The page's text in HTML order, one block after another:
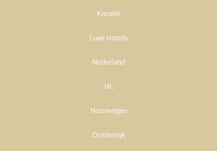
Kroatië
Luxe Hotels
Nederland
NL
Noorwegen
Oostenrijk